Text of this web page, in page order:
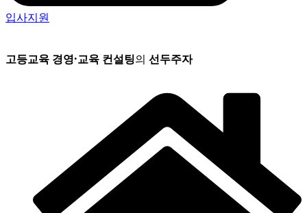
입사지원
고등교육 경영·교육 컨설팅의 선두주자